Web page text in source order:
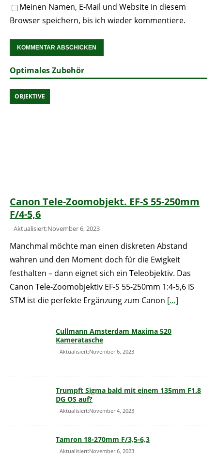
Meinen Namen, E-Mail und Website in diesem
Browser speichern, bis ich wieder kommentiere.
Optimales Zubehör
Canon Tele-Zoomobjekt. EF-S 55-250mm
F/4-5,6
OBJEKTIVE
Aktualisiert:November 6, 2023
Manchmal möchte man einen diskreten Abstand
wahren und den Moment doch für die Ewigkeit
festhalten – dann eignet sich ein Teleobjektiv. Das
Canon Tele-Zoomobjektiv EF-S 55-250mm 1:4-5,6 IS
STM ist die perfekte Ergänzung zum Canon […]
Cullmann Amsterdam Maxima 520
Kameratasche
Aktualisiert:November 6, 2023
Trumpft Sigma bald mit einem 135mm F1.8
DG OS auf?
Aktualisiert:November 4, 2023
Tamron 18-270mm F/3,5-6,3
Aktualisiert:November 6, 2023